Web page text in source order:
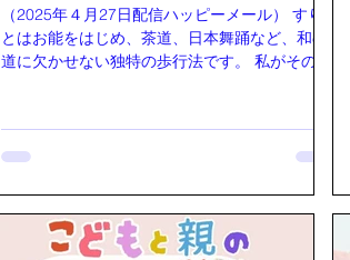
（2025年４月27日配信ハッピーメール） すり足
とはお能をはじめ、茶道、日本舞踊など、和の
道に欠かせない独特の歩行法です。 私がそのす
で膝の痛みがよくなるとお聞きし、７０の手習
いでお謡と仕舞を初めて５年がたちました。 す
効果があります。 足の裏と脳は体の中で一番遠
くにあり、足の裏の全身にツボが集中していま
すので足裏を使うことで脳が活性化します。 少